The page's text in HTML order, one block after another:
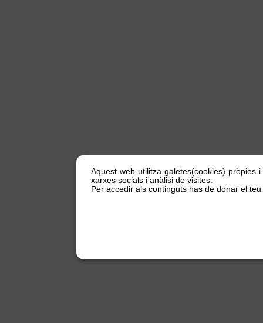
Aquest web utilitza galetes(cookies) pròpies
xarxes socials i anàlisi de visites.
Per accedir als continguts has de donar el